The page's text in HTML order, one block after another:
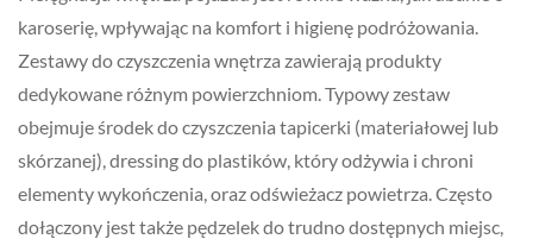
karoserię, wpływając na komfort i higienę podróżowania.
Zestawy do czyszczenia wnętrza zawierają produkty
dedykowane różnym powierzchniom. Typowy zestaw
obejmuje środek do czyszczenia tapicerki (materiałowej lub
skórzanej), dressing do plastików, który odżywia i chroni
elementy wykończenia, oraz odświeżacz powietrza. Często
dołączony jest także pędzelek do trudno dostępnych miejsc,